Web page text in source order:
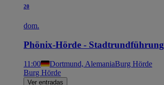
20
dom.
Phönix-Hörde - Stadtrundführung
11:00 Dortmund, AlemaniaBurg Hörde
Burg Hörde
Ver entradas